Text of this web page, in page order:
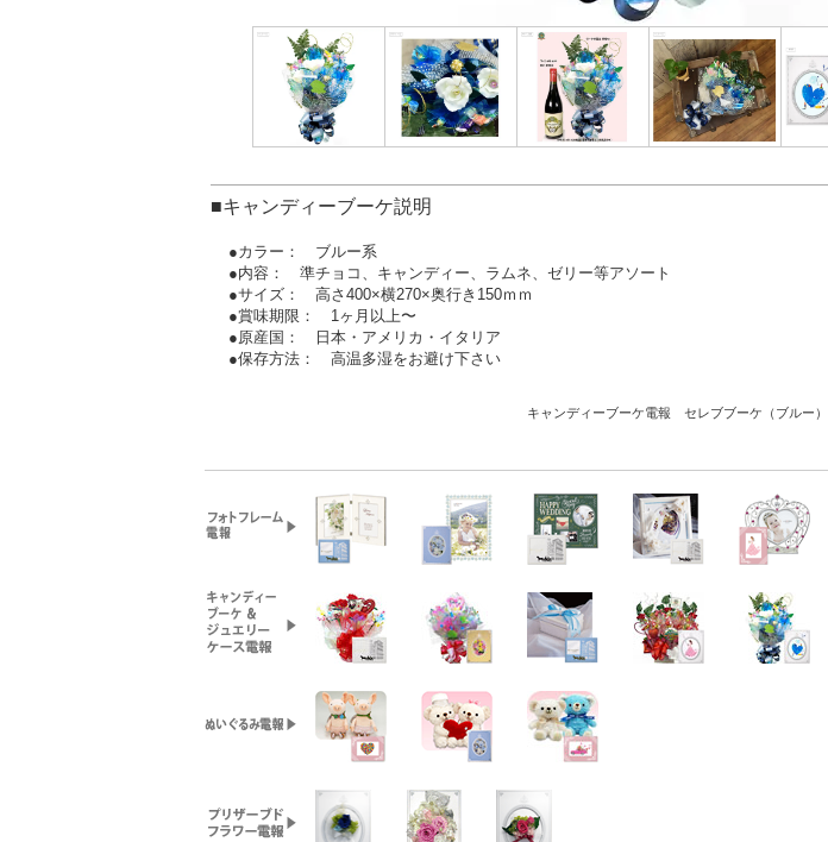
■キャンディーブーケ説明
●カラー： ブルー系
●内容： 準チョコ、キャンディー、ラムネ、ゼリー等アソート
●サイズ： 高さ400×横270×奥行き150ｍｍ
●賞味期限： 1ヶ月以上〜
●原産国： 日本・アメリカ・イタリア
●保存方法： 高温多湿をお避け下さい
キャンディーブーケ電報 セレブブーケ（ブルー）